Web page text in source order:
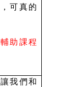
可真的
助課程
我們和